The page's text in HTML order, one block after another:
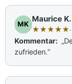
MK
Maurice K.
★★★★★
Kommentar:
zufrieden.“